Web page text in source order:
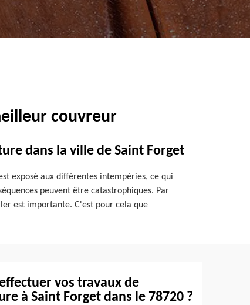
couvreur
dans la ville de Saint Forget
exposé aux différentes intempéries, ce qui
peuvent être catastrophiques. Par
est importante. C'est pour cela que
vos travaux de
à Saint Forget dans le 78720 ?